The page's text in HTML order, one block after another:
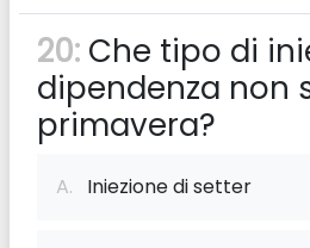
20: Che tipo di
dipendenza non
primavera?
A. Iniezione di setter